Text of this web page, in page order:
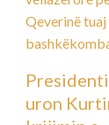
uron